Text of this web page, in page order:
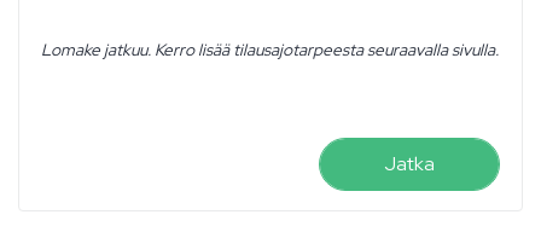
Lomake jatkuu. Kerro lisää tilausajotarpeesta seuraavalla sivulla.
Jatka